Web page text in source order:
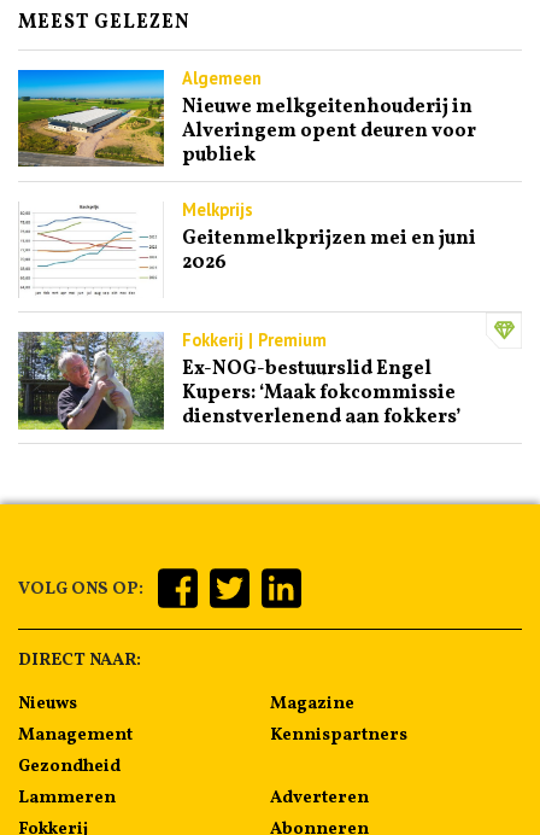
MEEST GELEZEN
Algemeen
Nieuwe melkgeitenhouderij in
Alveringem opent deuren voor
publiek
Melkprijs
Geitenmelkprijzen mei en juni
2026
Fokkerij | Premium
Ex-NOG-bestuurslid Engel
Kupers: ‘Maak fokcommissie
dienstverlenend aan fokkers’
VOLG ONS OP:
DIRECT NAAR:
Nieuws
Management
Gezondheid
Lammeren
Fokkerij
Magazine
Kennispartners
Adverteren
Abonneren